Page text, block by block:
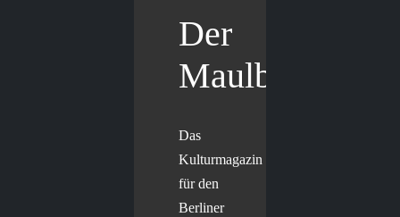
Der
Maulbär
Das
Kulturmagazin
für den
Berliner